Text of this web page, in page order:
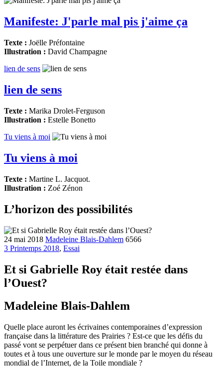
Manifeste: J'parle mal pis j'aime ça
Texte : Joëlle Préfontaine
Illustration : David Champagne
lien de sens
lien de sens
Texte : Marika Drolet-Ferguson
Illustration : Estelle Bonetto
Tu viens à moi
Tu viens à moi
Texte : Martine L. Jacquot.
Illustration : Zoé Zénon
L’horizon des possibilités
24 mai 2018 Madeleine Blais-Dahlem 6566
3 Printemps 2018, Essai
Et si Gabrielle Roy était restée dans
l’Ouest?
Madeleine Blais-Dahlem
Quelle place auront les écrivaines contemporaines d’expression
française dans la littérature des Prairies ? Est-ce que les défis du
passé vont se perpétuer dans ce présent bien branché qui donne à
toutes et à tous une ouverture sur le monde par le moyen du réseau
mondial de l’Internet, de la Toile mondiale ?